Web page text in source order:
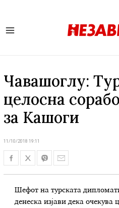
Чавашоглу:
целосна
за Кашоги
11/10/2018 19:11
Шефот на турската
денеска изјави дека очекува